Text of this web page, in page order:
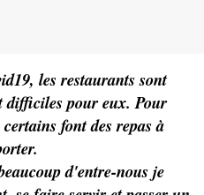
les restaurants sont
difficiles pour eux. Pour
font des repas à
d'entre-nous je